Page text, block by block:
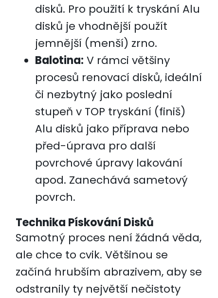
disků. Pro použití k tryskání Alu
disků je vhodnější použít
jemnější (menší) zrno.
Balotina: V rámci většiny
procesů renovací disků, ideální
či nezbytný jako poslední
stupeň v TOP tryskání (finiš)
Alu disků jako příprava nebo
před-úprava pro další
povrchové úpravy lakování
apod. Zanechává sametový
povrch.
Technika Pískování Disků
Samotný proces není žádná věda,
ale chce to cvik. Většinou se
začíná hrubším abrazivem, aby se
odstranily ty největší nečistoty